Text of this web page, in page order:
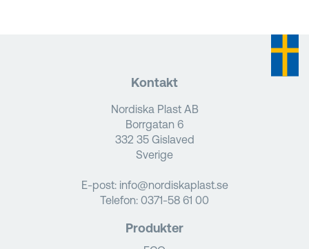
Kontakt
Nordiska Plast AB
Borrgatan 6
332 35 Gislaved
Sverige
E-post: info@nordiskaplast.se
Telefon: 0371-58 61 00
Produkter